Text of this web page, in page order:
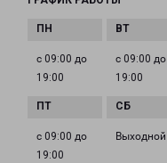
с 09:00 до
19:00
с 09:00 до
19:00
с 09:00 до
19:00
Выходной